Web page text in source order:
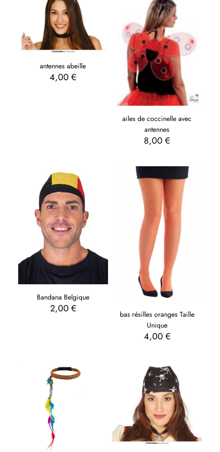
antennes abeille
4,00€
ailes de coccinelle avec
antennes
8,00 €
Bandana Belgique
2,00 €
bas résilles oranges Taille
Unique
4,00 €